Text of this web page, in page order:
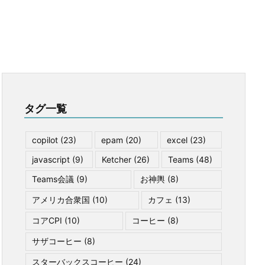
タグ一覧
copilot (23) epam (20) excel(23)
javascript (9) Ketcher (26) Teams (48)
Teams会議 (9) お神輿(8)
アメリカ合衆国 (10) カフェ (13)
コアCPI (10) コーヒー (8)
サザコーヒー (8)
スターバックスコーヒー (24)